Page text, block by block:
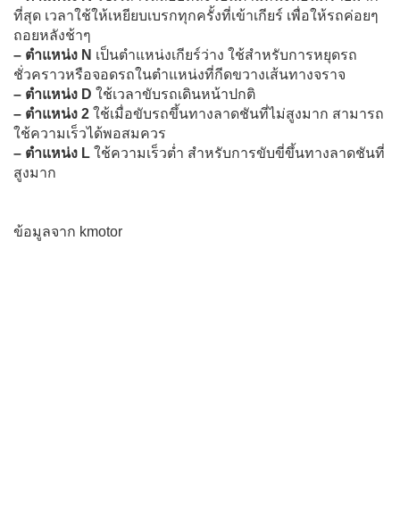
ที่สุด เวลาใช้ให้เหยียบเบรกทุกครั้งที่เข้าเกียร์ เพื่อให้รถค่อยๆ
ถอยหลังช้าๆ
– ตำแหน่ง N เป็นตำแหน่งเกียร์ว่าง ใช้สำหรับการหยุดรถ
ชั่วคราวหรือจอดรถในตำแหน่งที่กีดขวางเส้นทางจราจ
– ตำแหน่ง D ใช้เวลาขับรถเดินหน้าปกติ
– ตำแหน่ง 2 ใช้เมื่อขับรถขึ้นทางลาดชันที่ไม่สูงมาก สามารถ
ใช้ความเร็วได้พอสมควร
– ตำแหน่ง L ใช้ความเร็วต่ำ สำหรับการขับขี่ขึ้นทางลาดชันที่
สูงมาก
ข้อมูลจาก kmotor